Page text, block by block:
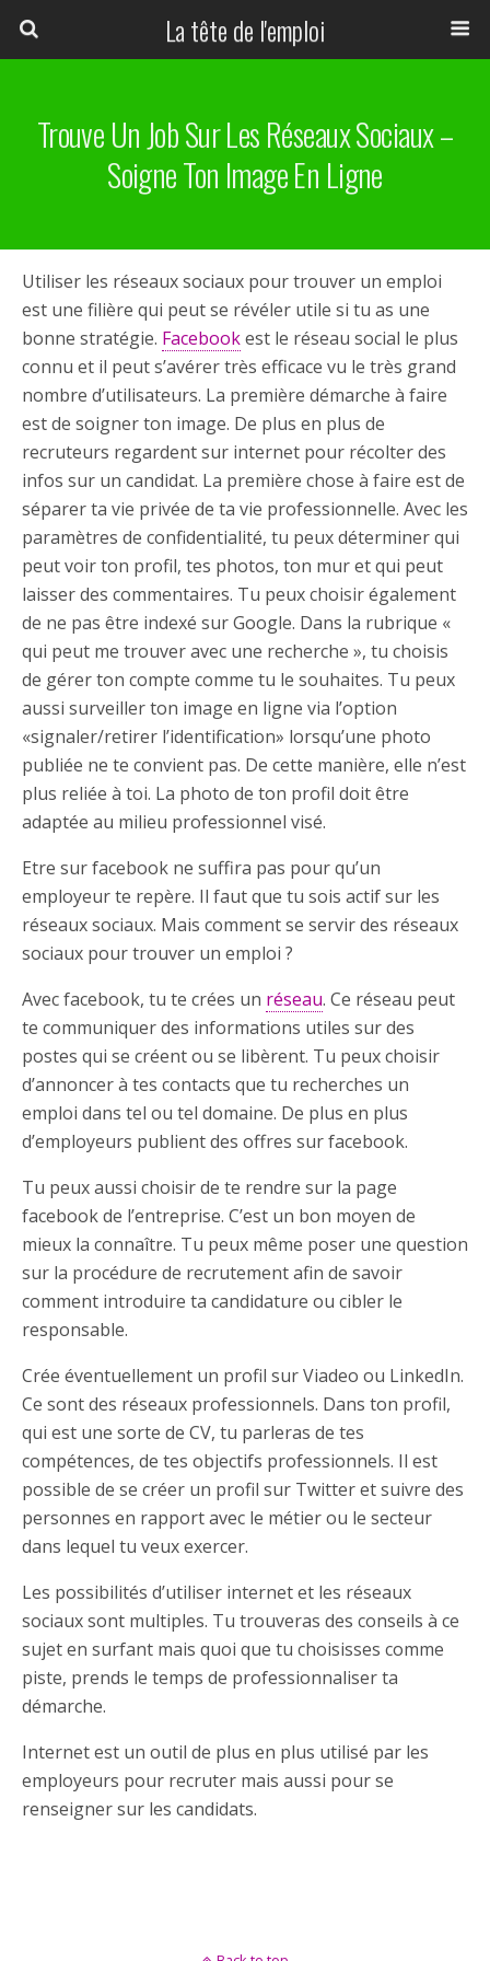
La tête de l'emploi
Trouve Un Job Sur Les Réseaux Sociaux –
Soigne Ton Image En Ligne
Utiliser les réseaux sociaux pour trouver un emploi
est une filière qui peut se révéler utile si tu as une
bonne stratégie. Facebookest le réseau social le plus
connu et il peut s’avérer très efficace vu le très grand
nombre d’utilisateurs. La première démarche à faire
est de soigner ton image. De plus en plus de
recruteurs regardent sur internet pour récolter des
infos sur un candidat. La première chose à faire est de
séparer ta vie privée de ta vie professionnelle. Avec les
paramètres de confidentialité, tu peux déterminer qui
peut voir ton profil, tes photos, ton mur et qui peut
laisser des commentaires. Tu peux choisir également
de ne pas être indexé sur Google. Dans la rubrique «
qui peut me trouver avec une recherche », tu choisis
de gérer ton compte comme tu le souhaites. Tu peux
aussi surveiller ton image en ligne via l’option
«signaler/retirer l’identification» lorsqu’une photo
publiée ne te convient pas. De cette manière, elle n’est
plus reliée à toi. La photo de ton profil doit être
adaptée au milieu professionnel visé.
Etre sur facebook ne suffira pas pour qu’un
employeur te repère. Il faut que tu sois actif sur les
réseaux sociaux. Mais comment se servir des réseaux
sociaux pour trouver un emploi ?
Avec facebook, tu te crées un réseau. Ce réseau peut
te communiquer des informations utiles sur des
postes qui se créent ou se libèrent. Tu peux choisir
d’annoncer à tes contacts que tu recherches un
emploi dans tel ou tel domaine. De plus en plus
d’employeurs publient des offres sur facebook.
Tu peux aussi choisir de te rendre sur la page
facebook de l’entreprise. C’est un bon moyen de
mieux la connaître. Tu peux même poser une question
sur la procédure de recrutement afin de savoir
comment introduire ta candidature ou cibler le
responsable.
Crée éventuellement un profil sur Viadeo ou LinkedIn.
Ce sont des réseaux professionnels. Dans ton profil,
qui est une sorte de CV, tu parleras de tes
compétences, de tes objectifs professionnels. Il est
possible de se créer un profil sur Twitter et suivre des
personnes en rapport avec le métier ou le secteur
dans lequel tu veux exercer.
Les possibilités d’utiliser internet et les réseaux
sociaux sont multiples. Tu trouveras des conseils à ce
sujet en surfant mais quoi que tu choisisses comme
piste, prends le temps de professionnaliser ta
démarche.
Internet est un outil de plus en plus utilisé par les
employeurs pour recruter mais aussi pour se
renseigner sur les candidats.